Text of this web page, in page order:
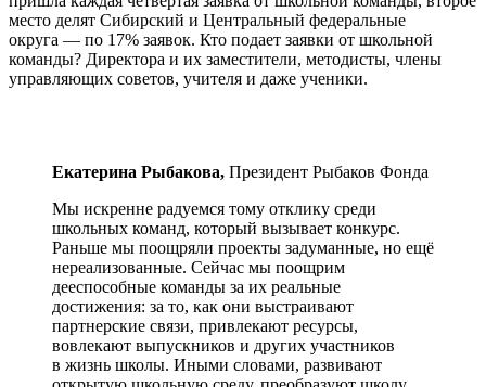
место делят Сибирский и Центральный федеральные
округа — по 17% заявок. Кто подает заявки от школьной
команды? Директора и их заместители, методисты, члены
управляющих советов, учителя и даже ученики.
Екатерина Рыбакова, Президент Рыбаков Фонда
Мы искренне радуемся тому отклику среди
школьных команд, который вызывает конкурс.
Раньше мы поощряли проекты задуманные, но ещё
нереализованные. Сейчас мы поощрим
дееспособные команды за их реальные
достижения: за то, как они выстраивают
партнерские связи, привлекают ресурсы,
вовлекают выпускников и других участников
в жизнь школы. Иными словами, развивают